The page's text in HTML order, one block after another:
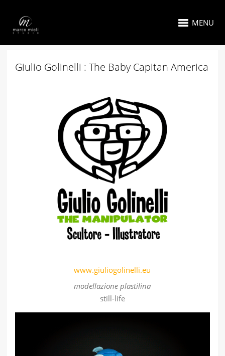
MENU
Giulio Golinelli : The Baby Capitan America
www.giuliogolinelli.eu
modellazione plastilina
still-life